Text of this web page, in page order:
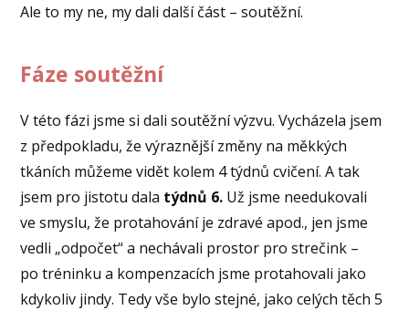
Ale to my ne, my dali další část – soutěžní.
Fáze soutěžní
V této fázi jsme si dali soutěžní výzvu. Vycházela jsem
z předpokladu, že výraznější změny na měkkých
tkáních můžeme vidět kolem 4 týdnů cvičení. A tak
jsem pro jistotu dala týdnů 6. Už jsme needukovali
ve smyslu, že protahování je zdravé apod., jen jsme
vedli „odpočet“ a nechávali prostor pro strečink –
po tréninku a kompenzacích jsme protahovali jako
kdykoliv jindy. Tedy vše bylo stejné, jako celých těch 5